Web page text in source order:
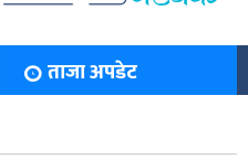
ताजा अपडेट